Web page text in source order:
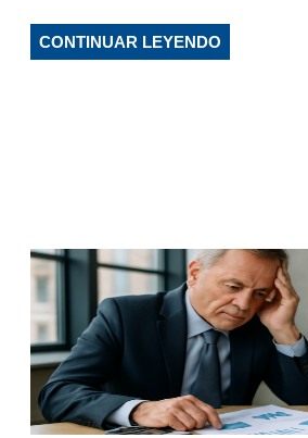
CONTINUAR LEYENDO